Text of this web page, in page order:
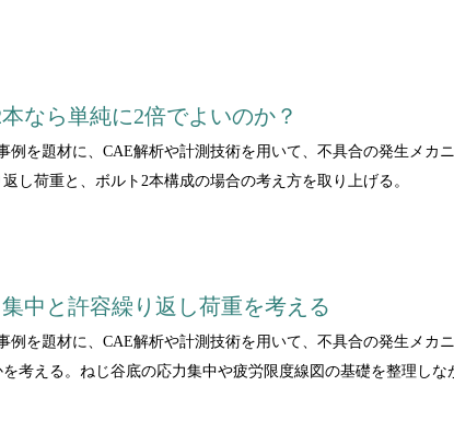
なら単純に2倍でよいのか？
を題材に、CAE解析や計測技術を用いて、不具合の発生メカ
し荷重と、ボルト2本構成の場合の考え方を取り上げる。
中と許容繰り返し荷重を考える
を題材に、CAE解析や計測技術を用いて、不具合の発生メカ
考える。ねじ谷底の応力集中や疲労限度線図の基礎を整理し